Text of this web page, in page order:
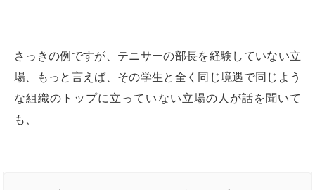
さっきの例ですが、テニサーの部長を経験していない立
場、もっと言えば、その学生と全く同じ境遇で同じよう
な組織のトップに立っていない立場の人が話を聞いて
も、